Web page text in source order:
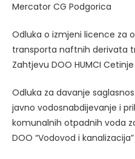
Mercator CG Podgorica
Odluka o izmjeni licence za
transporta naftnih derivata
Zahtjevu DOO HUMCI Cetinje
Odluka za davanje
javno vodosnabdijevanje i
komunalnih otpadnih voda
DOO “Vodovod i